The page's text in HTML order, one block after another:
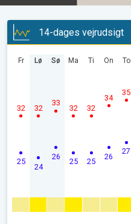
14-dages vejrudsigt
Fr
25
32
Lø
24
32
Sø
26
33
Ma
25
32
Ti
25
32
On
26
34
To
27
35